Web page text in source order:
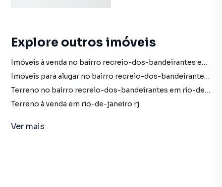
Explore outros imóveis
Imóveis à venda no bairro recreio-dos-bandeirantes em rio-de-janeiro rj
Imóveis para alugar no bairro recreio-dos-bandeirantes em rio-de-janeiro rj
Terreno no bairro recreio-dos-bandeirantes em rio-de-janeiro rj
Terreno à venda em rio-de-janeiro rj
imóveis à venda em rio-de-janeiro rj
Ver mais